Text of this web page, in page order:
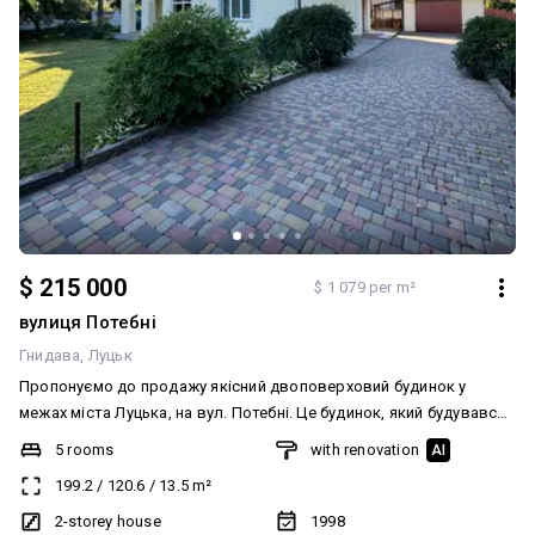
$ 215 000 $ 1 079 per m²
вулиця Потебні
Гнидава Луцьк
Пропонуємо до продажу якісний двоповерховий будинок у
межах міста Луцька, на вул. Потебні. Це будинок, який будувався
для себе, тому кожне рішення тут продумане для комфортного
життя . Основні характеристики: ✔ Загальна площа — 199,2 м² ✔
Земельна ділянка — 10 соток ✔ Цегляний будинок із бетонними
перекриттями ✔ Реконструкція — 1998 рік ✔ Автономне газове
5 rooms
199.2 / 120.6 / 13.5m²
2-storey house
with renovation AI
1998